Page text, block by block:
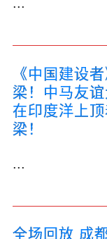
《中国建设
梁！中马友
在印度洋上
梁！
...
全场回放 成